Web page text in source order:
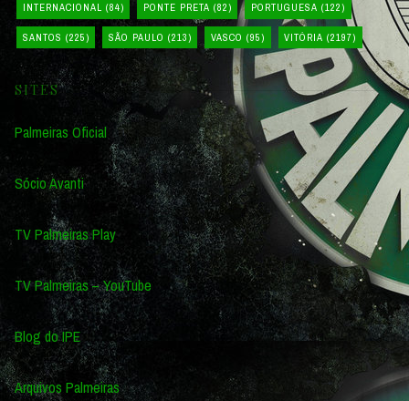
INTERNACIONAL (84) PONTE PRETA (82) PORTUGUESA (122)
SANTOS (225) SÃO PAULO (213) VASCO (95) VITÓRIA (2197)
SITES
Palmeiras Oficial
Sócio Avanti
TV Palmeiras Play
TV Palmeiras – YouTube
Blog do IPE
Arquivos Palmeiras